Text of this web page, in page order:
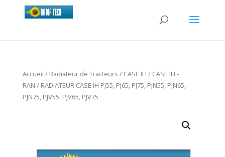
Accueil / Radiateur de Tracteurs / CASE IH / CASE IH -
RAN / RADIATEUR CASE IH PJ55, PJ65, PJ75, PJN55, PJN65,
PJN75, PJV55, PJV65, PJV75